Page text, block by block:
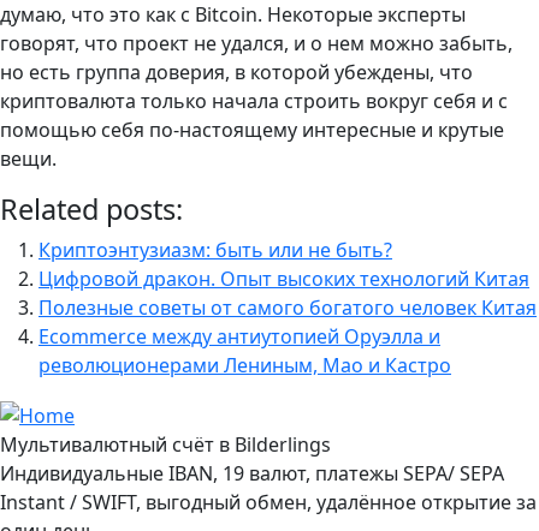
думаю, что это как с Bitcoin. Некоторые эксперты
говорят, что проект не удался, и о нем можно забыть,
но есть группа доверия, в которой убеждены, что
криптовалюта только начала строить вокруг себя и с
помощью себя по-настоящему интересные и крутые
вещи.
Related posts:
Криптоэнтузиазм: быть или не быть?
Цифровой дракон. Опыт высоких технологий Китая
Полезные советы от самого богатого человек Китая
Ecommerce между антиутопией Оруэлла и
революционерами Лениным, Мао и Кастро
Мультивалютный счёт в Bilderlings
Индивидуальные IBAN, 19 валют, платежы SEPA/ SEPA
Instant / SWIFT, выгодный обмен, удалённое открытие за